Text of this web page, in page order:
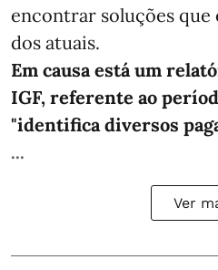
encontrar soluções que
dos atuais.
Em causa está um
IGF, referente ao
"identifica diversos
...
Ver